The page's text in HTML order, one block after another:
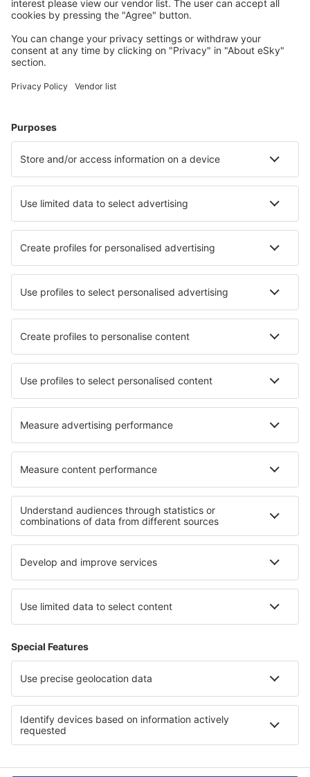
Vyberte si z více než 1.3 milionu zařízení: hotelů,
Uživateli eSky nejčastěji hledané ubytování
Ubytování Laborie Ubytování in Marigot
Ubytování in Gros Islet Ubytování in Mon Repos
Ubytování in Choc Ubytování in Anse La Raye
Nejlepší ubytování - města
Ubytování in Balatonakali Ubytování in Salceda
Ubytování in Castell'Arquato Ubytování in Nieuwpoort
Ubytování in Gien Ubytování in Nong Thalay
Ubytování in Cizur Mayor Ubytování in Wath upon Dearne
Nejlepší ubytování - regiony
Ubytování na ostrově Svatá Lucie
Ubytování v Národní park Lassen Volcanic
Ubytování in Worthersee Ubytování na ostrově Samos
Ubytování na Zanzibaru Ubytování v Casanaře